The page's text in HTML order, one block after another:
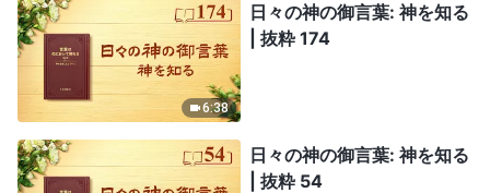
6:38
日々の神の御言葉: 神を知る
| 抜粋 174
日々の神の御言葉: 神を知る
| 抜粋 54